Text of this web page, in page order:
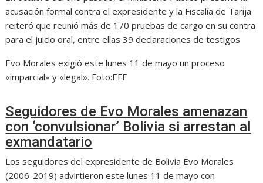
acusación formal contra el expresidente y la Fiscalía de Tarija
reiteró que reunió más de 170 pruebas de cargo en su contra
para el juicio oral, entre ellas 39 declaraciones de testigos
Evo Morales exigió este lunes 11 de mayo un proceso
«imparcial» y «legal». Foto:EFE
Seguidores de Evo Morales amenazan
con ‘convulsionar’ Bolivia si arrestan al
exmandatario
Los seguidores del expresidente de Bolivia Evo Morales
(2006-2019) advirtieron este lunes 11 de mayo con